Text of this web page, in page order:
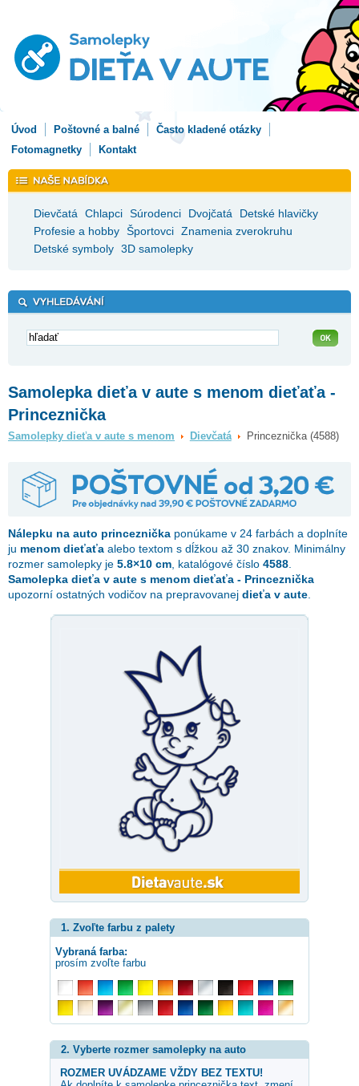
Úvod Poštovné a balné
Často kladené otázky
Fotomagnetky
Kontakt
Dievčatá Chlapci Súrodenci Dvojčatá
Detské hlavičky
Profesie a hobby Športovci Znamenia zverokruhu
Detské symboly 3D samolepky
Samolepka dieťa v aute s menom dieťaťa -
Princeznička
Samolepky dieťa v aute s menom Dievčatá Princeznička (4588)
Nálepku na auto princeznička ponúkame v 24 farbách a doplníte
ju menom dieťaťa alebo textom s dĺžkou až 30 znakov. Minimálny
rozmer samolepky je 5.8×10 cm , katalógové číslo 4588
Samolepka dieťa v aute s menom dieťaťa - Princeznička
upozorní ostatných vodičov na prepravovanej dieťa v aute
1. Zvoľte farbu z palety
Vybraná farba:
prosím zvoľte farbu
2. Vyberte rozmer samolepky na auto
ROZMER UVÁDZAME VŽDY BEZ TEXTU!